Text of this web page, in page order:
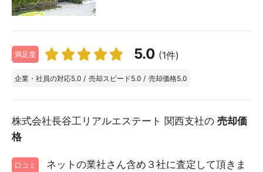
満足度 5.0 (1件)
企業・社員の対応5.0 / 売却スピード5.0 / 売却価格5.0
株式会社長谷工リアルエステート 関西支社の 売却価
格
口コミ
ネットの業社さん含め３社に査定して頂きま